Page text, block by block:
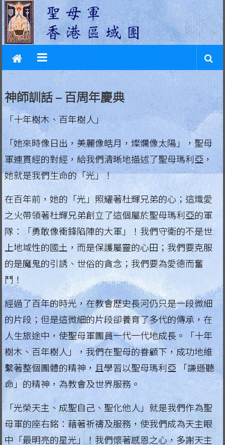
Skip
to
content
L
e
g
i
o
n
o
M
a
r
y
.
H
o
n
g
K
o
n
g
R
神師訓話 – 百周年慶典
「十年樹木、百年樹人」
「她來時像日出，美麗像皓月，燦爛像太陽」，聖母
軍連貫經的對經，給我們清晰地描述了聖母瑪利亞，
她就是我們生命的「光」！
在百年前，她的「光」照耀著杜輝兄弟的心；這熾愛
之火帶領著杜輝兄弟創立了這個屬於聖母瑪利亞的軍
隊：「勇敢像衝鋒陷陣的大軍」！我們守衛的不是世
上地域性的國土，而是保護屬靈的心田；我們要克服
的是魔鬼的引誘、世俗的貪念；我們要為愛德而奮
鬥！
經過了百年的時光，在教會歷史長河仍只是一段微細
的片段；但是這微細的片段卻養育了多代的傳承，在
人生旅途中，使聖母軍團員一代一代地成長。「十年
樹木、百年樹人」，我們在聖母的眷顧下，成功地維
繫著整個團體的精神，且學習以聖母瑪利亞 「謙遜聽
命」的精神，為教會及世界服務。
「光榮天主、成聖自己、聖化他人」就是我們作為聖
母軍的座右銘：藉著祈禱及服務，使我們成為天主眼
中「最明亮的星光」！我們懷著感恩之心，多謝天主